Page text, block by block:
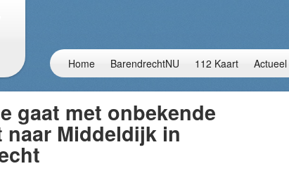
Home BarendrechtNU 112 Kaart Actueel
gaat met onbekende
Middeldijk in